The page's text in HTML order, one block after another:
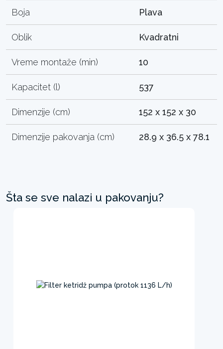
Boja Plava
Oblik Kvadratni
Vreme montaže (min) 10
Kapacitet (l) 537
Dimenzije (cm) 152 x 152 x 30
Dimenzije pakovanja (cm) 28.9 x 36.5 x 78.1
Šta se sve nalazi u pakovanju?